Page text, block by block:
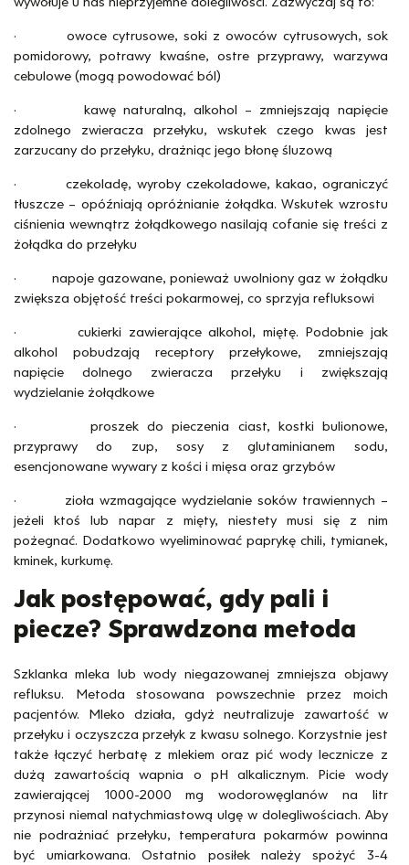
· owoce cytrusowe, soki z owoców cytrusowych, sok
pomidorowy, potrawy kwaśne, ostre przyprawy, warzywa
cebulowe (mogą powodować ból)
· kawę naturalną, alkohol – zmniejszają napięcie
zdolnego zwieracza przełyku, wskutek czego kwas jest
zarzucany do przełyku, drażniąc jego błonę śluzową
· czekoladę, wyroby czekoladowe, kakao, ograniczyć
tłuszcze – opóźniają opróżnianie żołądka. Wskutek wzrostu
ciśnienia wewnątrz żołądkowego nasilają cofanie się treści z
żołądka do przełyku
· napoje gazowane, ponieważ uwolniony gaz w żołądku
zwiększa objętość treści pokarmowej, co sprzyja refluksowi
· cukierki zawierające alkohol, miętę. Podobnie jak
alkohol pobudzają receptory przełykowe, zmniejszają
napięcie dolnego zwieracza przełyku i zwiększają
wydzielanie żołądkowe
· proszek do pieczenia ciast, kostki bulionowe,
przyprawy do zup, sosy z glutaminianem sodu,
esencjonowane wywary z kości i mięsa oraz grzybów
· zioła wzmagające wydzielanie soków trawiennych –
jeżeli ktoś lub napar z mięty, niestety musi się z nim
pożegnać. Dodatkowo wyeliminować paprykę chili, tymianek,
kminek, kurkumę.
Jak postępować, gdy pali i
piecze? Sprawdzona metoda
Szklanka mleka lub wody niegazowanej zmniejsza objawy
refluksu. Metoda stosowana powszechnie przez moich
pacjentów. Mleko działa, gdyż neutralizuje zawartość w
przełyku i oczyszcza przełyk z kwasu solnego. Korzystnie jest
także łączyć herbatę z mlekiem oraz pić wody lecznicze z
dużą zawartością wapnia o pH alkalicznym. Picie wody
zawierającej 1000-2000 mg wodorowęglanów na litr
przynosi niemal natychmiastową ulgę w dolegliwościach. Aby
nie podrażniać przełyku, temperatura pokarmów powinna
być umiarkowana. Ostatnio posiłek należy spożyć 3-4